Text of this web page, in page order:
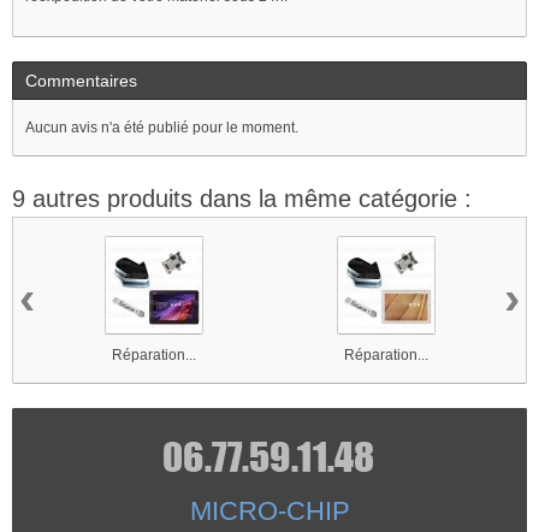
Commentaires
Aucun avis n'a été publié pour le moment.
9 autres produits dans la même catégorie :
Réparation... Réparation...
‹ ›
MICRO-CHIP